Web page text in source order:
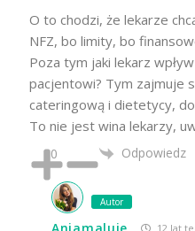
O to chodzi, że lekarze
NFZ, bo limity, bo
Poza tym jaki lekarz
pacjentowi? Tym zajmuje
cateringową i dietetycy,
To nie jest wina lekarzy,
0 Odpowiedz
Autor
12 lat